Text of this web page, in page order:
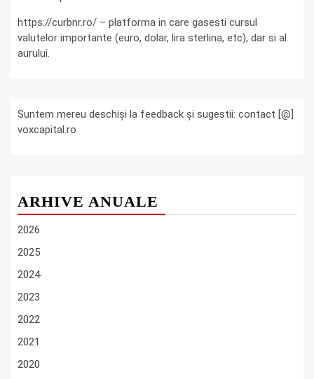
https://curbnr.ro/ – platforma in care gasesti cursul
valutelor importante (euro, dolar, lira sterlina, etc), dar si al
aurului.
Suntem mereu deschiși la feedback și sugestii: contact [@]
voxcapital.ro
ARHIVE ANUALE
2026
2025
2024
2023
2022
2021
2020